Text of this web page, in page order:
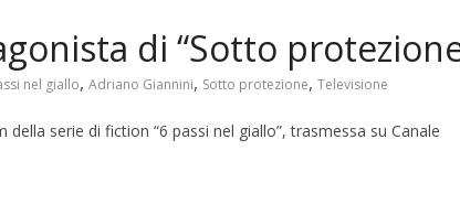
di “Sotto
nel giallo, Adriano Giannini, Sotto protezione, Televisione
serie di fiction “6 passi nel giallo”, trasmessa su Canale